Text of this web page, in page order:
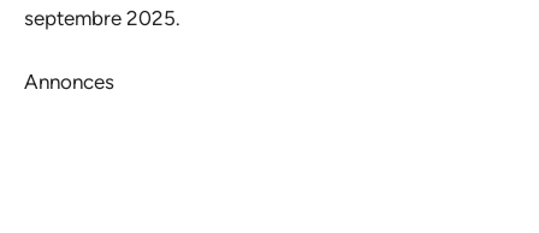
septembre 2025.
Annonces